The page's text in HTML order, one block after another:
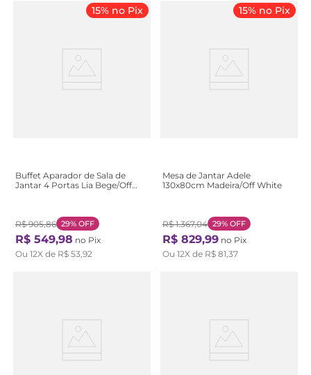
15% no Pix
Buffet Aparador de Sala de
Jantar 4 Portas Lia Bege/Off
R$ 905,86 29% OFF
R$ 549,98 no Pix
Ou 12X de R$ 53,92
15% no Pix
Mesa de Jantar Adele
130x80cm Madeira/Off White
R$ 1.367,04 29% OFF
R$ 829,99 no Pix
Ou 12X de R$ 81,37